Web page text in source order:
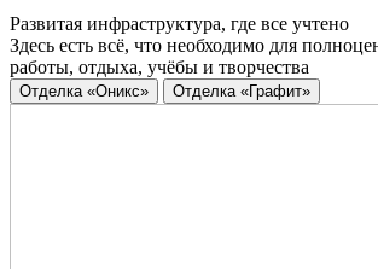
Развитая инфраструктура, где все учтено
Здесь есть всё, что необходимо для
работы, отдыха, учёбы и творчества
Отделка «Оникс» Отделка «Графит»